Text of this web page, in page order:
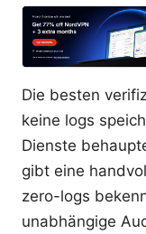
Die besten
keine logs
Dienste
gibt eine
zero-logs
unabhängige